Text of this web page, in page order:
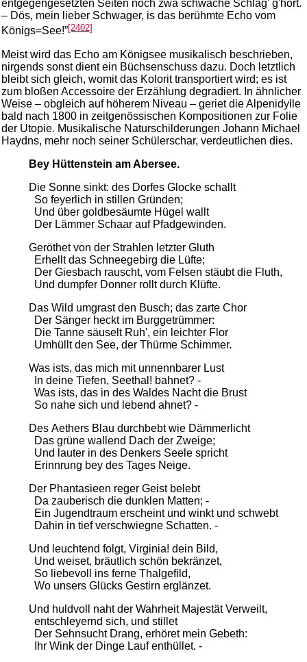
entgegengesetzten Seiten noch zwa schwache Schläg' g'hört.
– Dös, mein lieber Schwager, is das berühmte Echo vom
Königs=See!”[2402]
Meist wird das Echo am Königsee musikalisch beschrieben,
nirgends sonst dient ein Büchsenschuss dazu. Doch letztlich
bleibt sich gleich, womit das Kolorit transportiert wird; es ist
zum bloßen Accessoire der Erzählung degradiert. In ähnlicher
Weise – obgleich auf höherem Niveau – geriet die Alpenidylle
bald nach 1800 in zeitgenössischen Kompositionen zur Folie
der Utopie. Musikalische Naturschilderungen Johann Michael
Haydns, mehr noch seiner Schülerschar, verdeutlichen dies.
Bey Hüttenstein am Abersee.
Die Sonne sinkt: des Dorfes Glocke schallt
So feyerlich in stillen Gründen;
Und über goldbesäumte Hügel wallt
Der Lämmer Schaar auf Pfadgewinden.
Geröthet von der Strahlen letzter Gluth
Erhellt das Schneegebirg die Lüfte;
Der Giesbach rauscht, vom Felsen stäubt die Fluth,
Und dumpfer Donner rollt durch Klüfte.
Das Wild umgrast den Busch; das zarte Chor
Der Sänger heckt im Burggetrümmer:
Die Tanne säuselt Ruh', ein leichter Flor
Umhüllt den See, der Thürme Schimmer.
Was ists, das mich mit unnennbarer Lust
In deine Tiefen, Seethal! bahnet? -
Was ists, das in des Waldes Nacht die Brust
So nahe sich und lebend ahnet? -
Des Aethers Blau durchbebt wie Dämmerlicht
Das grüne wallend Dach der Zweige;
Und lauter in des Denkers Seele spricht
Erinnrung bey des Tages Neige.
Der Phantasieen reger Geist belebt
Da zauberisch die dunklen Matten; -
Ein Jugendtraum erscheint und winkt und schwebt
Dahin in tief verschwiegne Schatten. -
Und leuchtend folgt, Virginia! dein Bild,
Und weiset, bräutlich schön bekränzet,
So liebevoll ins ferne Thalgefild,
Wo unsers Glücks Gestirn erglänzet.
Und huldvoll naht der Wahrheit Majestät Verweilt,
entschleyernd sich, und stillet
Der Sehnsucht Drang, erhöret mein Gebeth:
Ihr Wink der Dinge Lauf enthüllet. -